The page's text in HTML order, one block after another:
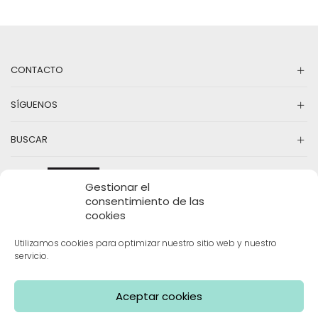
Gestionar el
consentimiento de las
cookies
Utilizamos cookies para optimizar nuestro sitio web y nuestro
servicio.
Aceptar cookies
CONTACTO
SÍGUENOS
BUSCAR